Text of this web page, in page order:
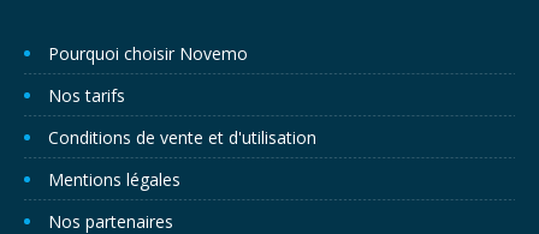
Pourquoi choisir Novemo
Nos tarifs
Conditions de vente et d'utilisation
Mentions légales
Nos partenaires